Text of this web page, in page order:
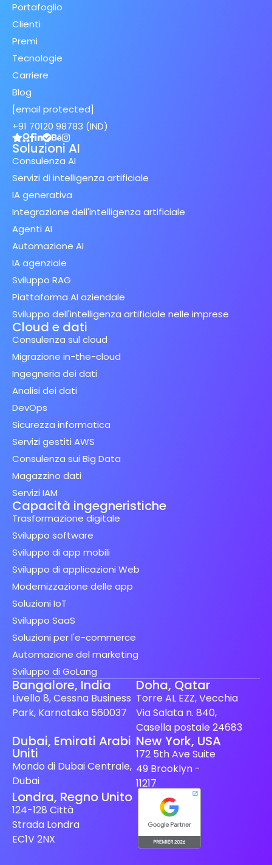
Portafoglio
Clienti
Premi
Tecnologie
Carriere
Blog
[email protected]
+91 70120 98783 (IND)
Soluzioni AI
Consulenza AI
Servizi di intelligenza artificiale
IA generativa
Integrazione dell'intelligenza artificiale
Agenti AI
Automazione AI
IA agenziale
Sviluppo RAG
Piattaforma AI aziendale
Sviluppo dell'intelligenza artificiale nelle imprese
Cloud e dati
Consulenza sul cloud
Migrazione in-the-cloud
Ingegneria dei dati
Analisi dei dati
DevOps
Sicurezza informatica
Servizi gestiti AWS
Consulenza sui Big Data
Magazzino dati
Servizi IAM
Capacità ingegneristiche
Trasformazione digitale
Sviluppo software
Sviluppo di app mobili
Sviluppo di applicazioni Web
Modernizzazione delle app
Soluzioni IoT
Sviluppo SaaS
Soluzioni per l'e-commerce
Automazione del marketing
Sviluppo di GoLang
Bangalore, India
Livello 8, Cessna Business
Park, Karnataka 560037
Doha, Qatar
Torre AL EZZ, Vecchia
Via Salata n. 840,
Casella postale 24683
Dubai, Emirati Arabi
Uniti
Mondo di Dubai Centrale,
Dubai
New York, USA
172 5th Ave Suite
49 Brooklyn -
11217
Londra, Regno Unito
124-128 Città
Strada Londra
EC1V 2NXGerman
Japanese
Dutch
Spanish (Spain)